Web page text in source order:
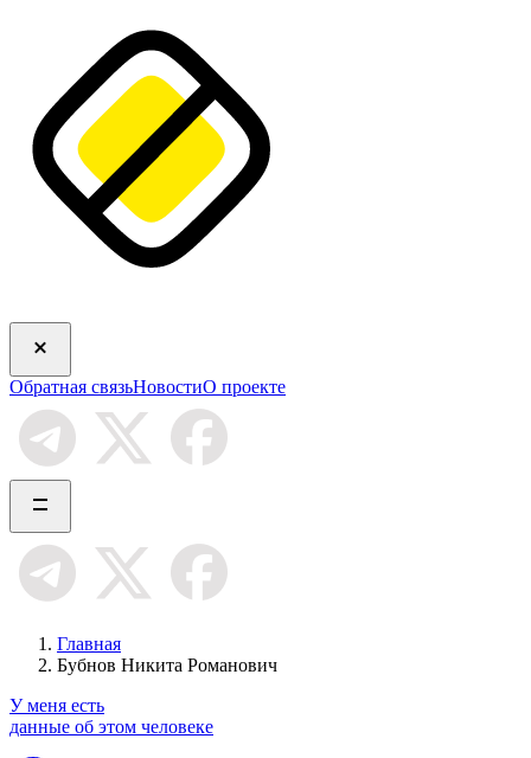
Обратная связьНовостиО проекте
Главная
Бубнов Никита Романович
У меня есть
данные об этом человеке